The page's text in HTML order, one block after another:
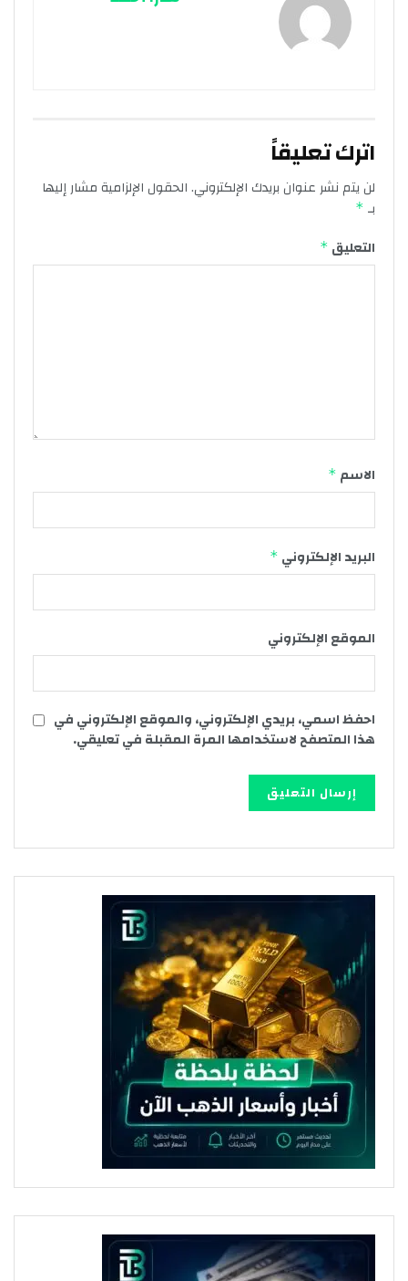
اترك تعليقاً
لن يتم نشر عنوان بريدك الإلكتروني.الحقول الإلزامية مشار إليها
بـ *
التعليق *
الاسم *
البريد الإلكتروني *
الموقع الإلكتروني
احفظ اسمي، بريدي الإلكتروني، والموقع الإلكتروني في
هذا المتصفح لاستخدامها المرة المقبلة في تعليقي.